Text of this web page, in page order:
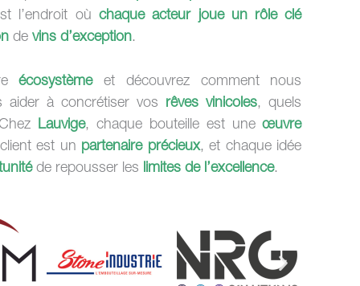
l’endroit où chaque acteur joue un rôle clé
de vins d’exception.
écosystèmeet découvrez comment nous
aider à concrétiser vos rêves vinicoles, quels
Lauvige, chaque bouteille est uneœuvre
est un partenaire précieux, et chaque idée
de repousser les limites de l’excellence.